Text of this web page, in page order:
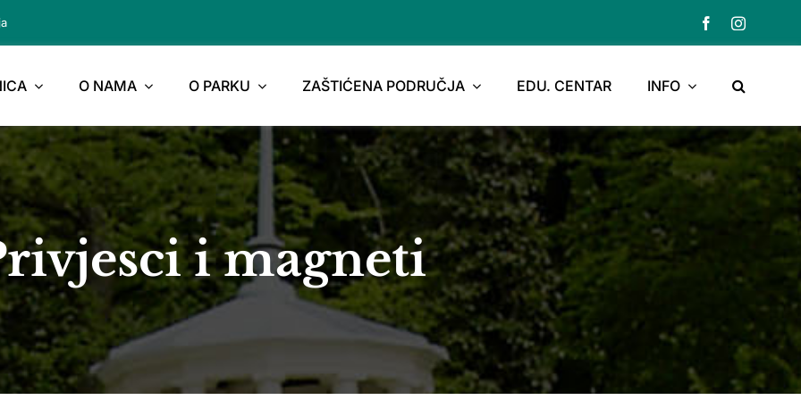
O NAMA O PARKU ZAŠTIĆENA PODRUČJA EDU. CENTAR INFO
i magneti